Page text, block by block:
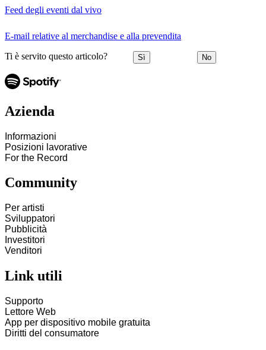
Feed degli eventi dal vivo
E-mail relative al merchandise e alla prevendita
Ti è servito questo articolo? Sì No
Azienda
Informazioni
Posizioni lavorative
For the Record
Community
Per artisti
Sviluppatori
Pubblicità
Investitori
Venditori
Link utili
Supporto
Lettore Web
App per dispositivo mobile gratuita
Diritti del consumatore